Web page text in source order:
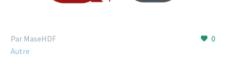
0
Par MaseHDF
Autre